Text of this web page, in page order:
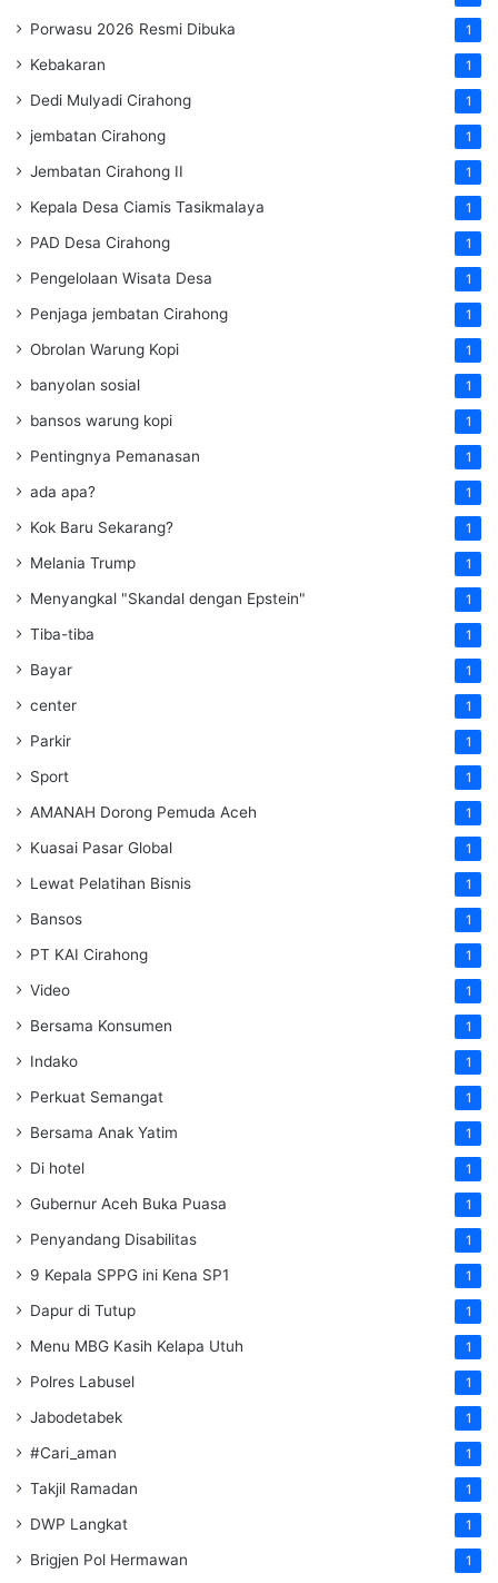
Porwasu 2026 Resmi Dibuka 1
Kebakaran 1
Dedi Mulyadi Cirahong 1
jembatan Cirahong 1
Jembatan Cirahong II 1
Kepala Desa Ciamis Tasikmalaya 1
PAD Desa Cirahong 1
Pengelolaan Wisata Desa 1
Penjaga jembatan Cirahong 1
Obrolan Warung Kopi 1
banyolan sosial 1
bansos warung kopi 1
Pentingnya Pemanasan 1
ada apa? 1
Kok Baru Sekarang? 1
Melania Trump 1
Menyangkal "Skandal dengan Epstein" 1
Tiba-tiba 1
Bayar 1
center 1
Parkir 1
Sport 1
AMANAH Dorong Pemuda Aceh 1
Kuasai Pasar Global 1
Lewat Pelatihan Bisnis 1
Bansos 1
PT KAI Cirahong 1
Video 1
Bersama Konsumen 1
Indako 1
Perkuat Semangat 1
Bersama Anak Yatim 1
Di hotel 1
Gubernur Aceh Buka Puasa 1
Penyandang Disabilitas 1
9 Kepala SPPG ini Kena SP1 1
Dapur di Tutup 1
Menu MBG Kasih Kelapa Utuh 1
Polres Labusel 1
Jabodetabek 1
#Cari_aman 1
Takjil Ramadan 1
DWP Langkat 1
Brigjen Pol Hermawan 1